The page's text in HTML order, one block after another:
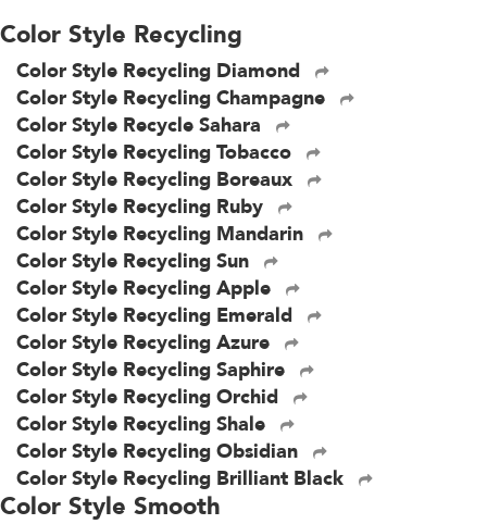
Color Style Recycling
Color Style Recycling Diamond
Color Style Recycling Champagne
Color Style Recycle Sahara
Color Style Recycling Tobacco
Color Style Recycling Boreaux
Color Style Recycling Ruby
Color Style Recycling Mandarin
Color Style Recycling Sun
Color Style Recycling Apple
Color Style Recycling Emerald
Color Style Recycling Azure
Color Style Recycling Saphire
Color Style Recycling Orchid
Color Style Recycling Shale
Color Style Recycling Obsidian
Color Style Recycling Brilliant Black
Color Style Smooth